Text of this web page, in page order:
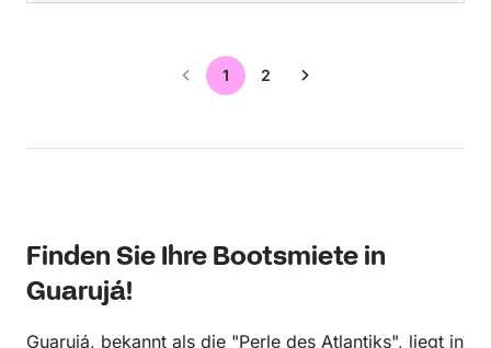
1 2
Finden Sie Ihre Bootsmiete in
Guarujá!
Guarujá, bekannt als die "Perle des Atlantiks", liegt in